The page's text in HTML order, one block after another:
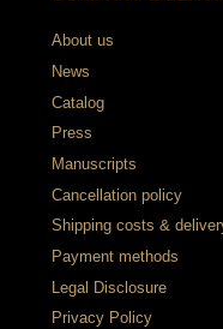
About us
News
Catalog
Press
Manuscripts
Cancellation policy
Shipping costs &
Payment methods
Legal Disclosure
Privacy Policy